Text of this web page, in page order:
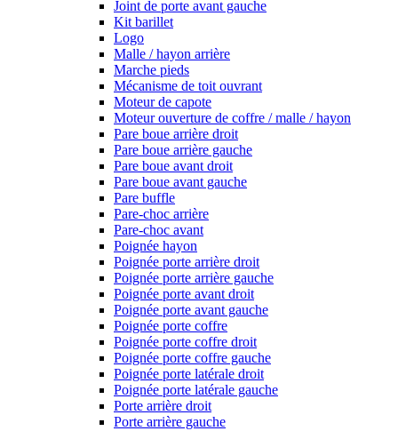
Joint de porte avant gauche
Kit barillet
Logo
Malle / hayon arrière
Marche pieds
Mécanisme de toit ouvrant
Moteur de capote
Moteur ouverture de coffre / malle / hayon
Pare boue arrière droit
Pare boue arrière gauche
Pare boue avant droit
Pare boue avant gauche
Pare buffle
Pare-choc arrière
Pare-choc avant
Poignée hayon
Poignée porte arrière droit
Poignée porte arrière gauche
Poignée porte avant droit
Poignée porte avant gauche
Poignée porte coffre
Poignée porte coffre droit
Poignée porte coffre gauche
Poignée porte latérale droit
Poignée porte latérale gauche
Porte arrière droit
Porte arrière gauche